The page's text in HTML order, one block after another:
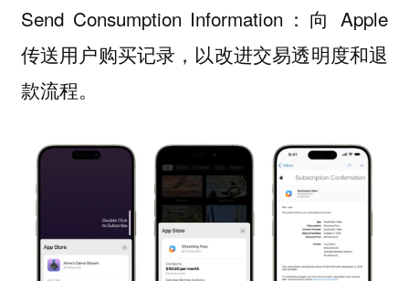
Send Consumption Information：向 Apple
传送用户购买记录，以改进交易透明度和退
款流程。